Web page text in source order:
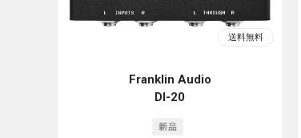
Franklin Audio
DI-20